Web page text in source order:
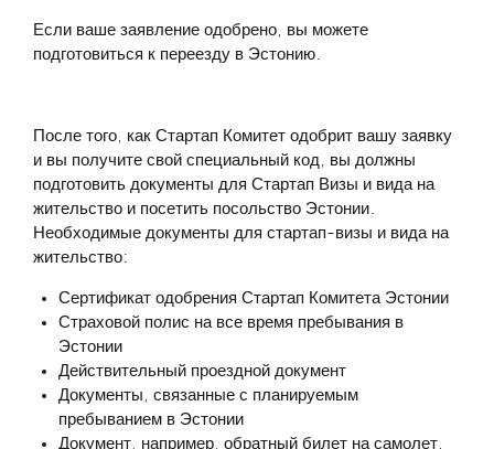
Если ваше заявление одобрено, вы можете
подготовиться к переезду в Эстонию.
После того, как Стартап Комитет одобрит вашу заявку
и вы получите свой специальный код, вы должны
подготовить документы для Стартап Визы и вида на
жительство и посетить посольство Эстонии.
Необходимые документы для стартап-визы и вида на
жительство:
Сертификат одобрения Стартап Комитета Эстонии
Страховой полис на все время пребывания в
Эстонии
Действительный проездной документ
Документы, связанные с планируемым
пребыванием в Эстонии
Документ, например, обратный билет на самолет,